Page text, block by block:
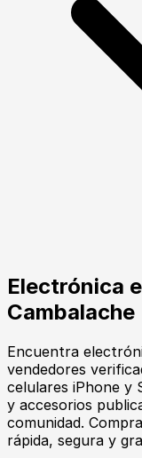
Electrónica
Cambalache
Encuentra
vendedores
celulares iPhone y
y accesorios
comunidad.
rápida, segura y